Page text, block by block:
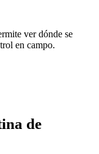
ver dónde se
en campo.
de